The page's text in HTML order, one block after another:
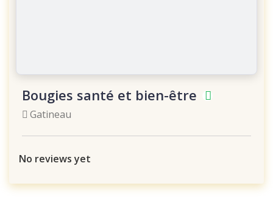
Bougies santé et bien-être
Gatineau
No reviews yet